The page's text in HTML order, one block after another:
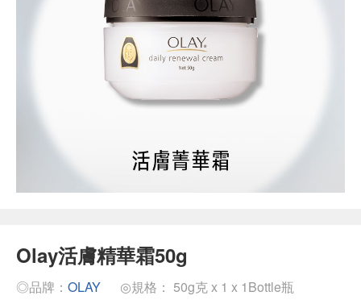
Olay活膚精華霜50g
◎品牌： OLAY
◎規格： 50g克 x 1 x 1Bottle瓶